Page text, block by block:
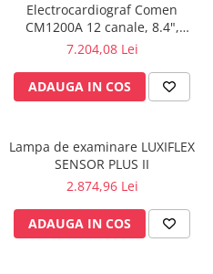
Carucioare butelii gaze
Conectori gaze medicinale
Panouri control si alarmare
fixare
Rampa gaze medicale pat pacient
Robineti
Electrocardiograf Comen
CM1200A 12 canale, 8.4",
Portabil, Touch screen,
7.204,08 Lei
ADAUGA IN COS
Lampa de examinare LUXIFLEX
SENSOR PLUS II
2.874,96 Lei
ADAUGA IN COS